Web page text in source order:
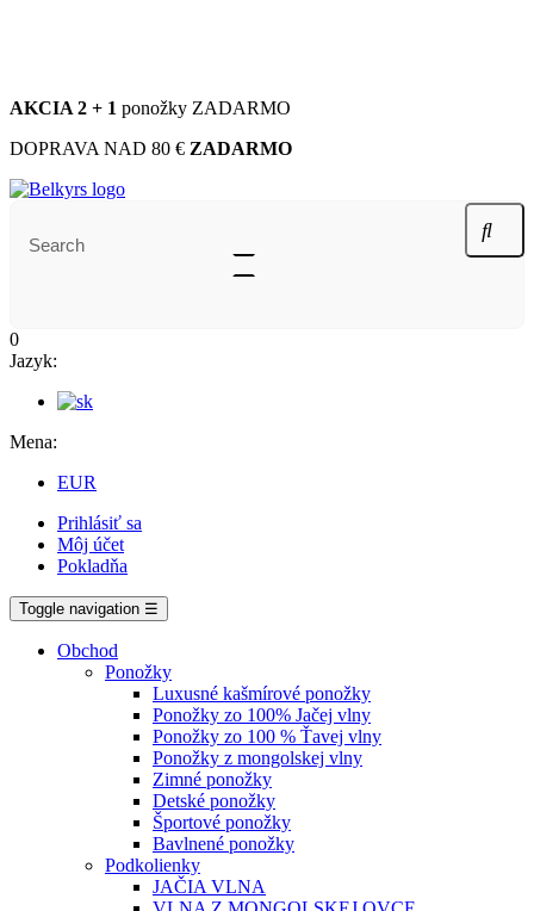
AKCIA 2 + 1 ponožky ZADARMO
DOPRAVA NAD 80 € ZADARMO
0
Jazyk:
Mena:
EUR
Prihlásiť sa
Môj účet
Pokladňa
Toggle navigation ☰
Obchod
Ponožky
Luxusné kašmírové ponožky
Ponožky zo 100% Jačej vlny
Ponožky zo 100 % Ťavej vlny
Ponožky z mongolskej vlny
Zimné ponožky
Detské ponožky
Športové ponožky
Bavlnené ponožky
Podkolienky
JAČIA VLNA